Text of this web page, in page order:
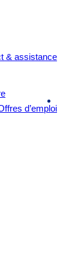
& assistance
d’emploi